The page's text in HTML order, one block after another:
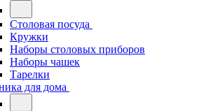
Столовая посуда
Кружки
Наборы столовых приборов
Наборы чашек
Тарелки
для дома